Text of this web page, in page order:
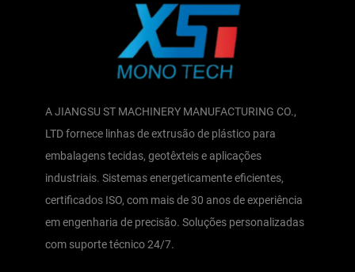
A JIANGSU ST MACHINERY MANUFACTURING CO.,
LTD fornece linhas de extrusão de plástico para
embalagens tecidas, geotêxteis e aplicações
industriais. Sistemas energeticamente eficientes,
certificados ISO, com mais de 30 anos de experiência
em engenharia de precisão. Soluções personalizadas
com suporte técnico 24/7.